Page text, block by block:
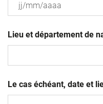
slash
MM
Lieu et département de
Le cas échéant, date et